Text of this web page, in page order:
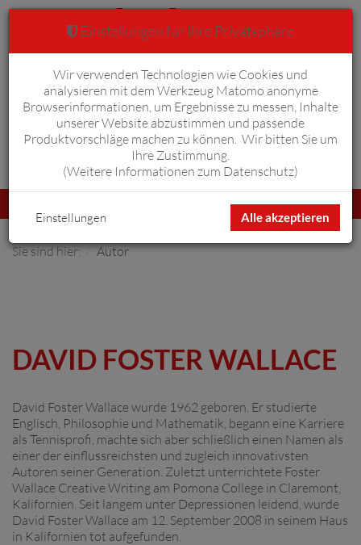
Anmelden Warenkorb 0
umschalten
Sie sind hier: Autor
DAVID FOSTER WALLACE
David Foster Wallace wurde 1962 geboren. Er studierte
Englisch, Philosophie und Mathematik, begann eine Karriere
als Tennisprofi, machte sich aber schließlich einen Namen als
einer der einflussreichsten und zugleich innovativsten
Autoren seiner Generation. Zuletzt unterrichtete Foster
Wallace Creative Writing am Pomona College in Claremont,
Kalifornien. Seit langem unter Depressionen leidend, wurde
David Foster Wallace am 12. September 2008 in seinem Haus
in Kalifornien tot aufgefunden.
Einstellungen für Ihre Privatsphäre
Wir verwenden Technologien wie Cookies und
analysieren mit dem Werkzeug Matomo anonyme
Browserinformationen, um Ergebnisse zu messen, Inhalte
unserer Website abzustimmen und passende
Produktvorschläge machen zu können. Wir bitten Sie um
Ihre Zustimmung.
(Weitere Informationen zum Datenschutz)
Alle akzeptieren
Einstellungen